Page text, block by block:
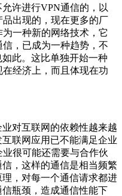
许进行VPN通信的，以
出现的，现在更多的厂
一种新的网络技术，它
，已成为一种趋势，不
此。这比单独开始一种
经济上，而且体现在功
对互联网的依赖性越来越
联网应用已不能满足企业
很可能还需要与合作伙
，这样的通信是相当频繁
，对每一个通信请求都进
瓶颈，造成通信性能下